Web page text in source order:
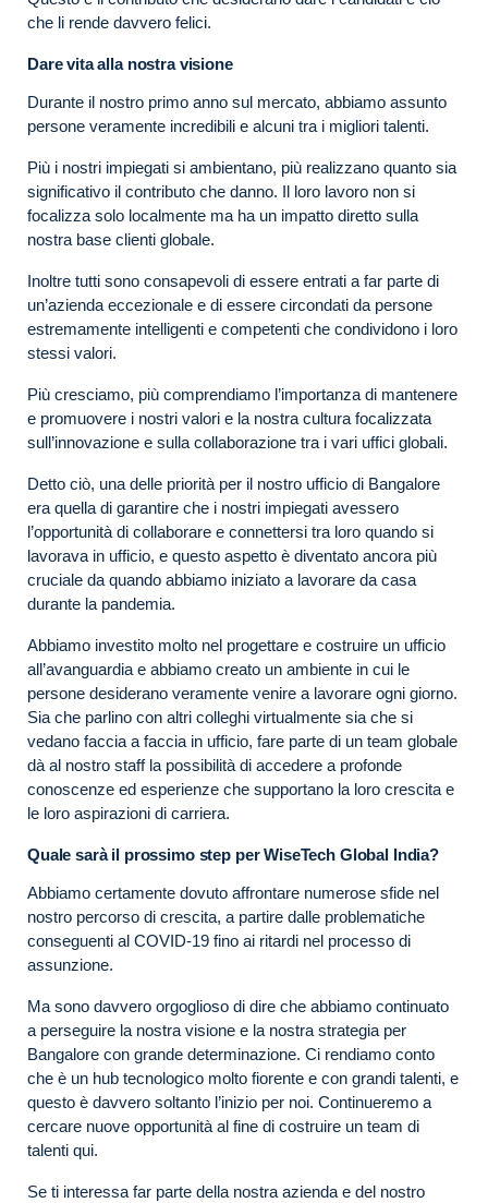
che li rende davvero felici.
Dare vita alla nostra visione
Durante il nostro primo anno sul mercato, abbiamo assunto
persone veramente incredibili e alcuni tra i migliori talenti.
Più i nostri impiegati si ambientano, più realizzano quanto sia
significativo il contributo che danno. Il loro lavoro non si
focalizza solo localmente ma ha un impatto diretto sulla
nostra base clienti globale.
Inoltre tutti sono consapevoli di essere entrati a far parte di
un’azienda eccezionale e di essere circondati da persone
estremamente intelligenti e competenti che condividono i loro
stessi valori.
Più cresciamo, più comprendiamo l’importanza di mantenere
e promuovere i nostri valori e la nostra cultura focalizzata
sull’innovazione e sulla collaborazione tra i vari uffici globali.
Detto ciò, una delle priorità per il nostro ufficio di Bangalore
era quella di garantire che i nostri impiegati avessero
l’opportunità di collaborare e connettersi tra loro quando si
lavorava in ufficio, e questo aspetto è diventato ancora più
cruciale da quando abbiamo iniziato a lavorare da casa
durante la pandemia.
Abbiamo investito molto nel progettare e costruire un ufficio
all’avanguardia e abbiamo creato un ambiente in cui le
persone desiderano veramente venire a lavorare ogni giorno.
Sia che parlino con altri colleghi virtualmente sia che si
vedano faccia a faccia in ufficio, fare parte di un team globale
dà al nostro staff la possibilità di accedere a profonde
conoscenze ed esperienze che supportano la loro crescita e
le loro aspirazioni di carriera.
Quale sarà il prossimo step per WiseTech Global India?
Abbiamo certamente dovuto affrontare numerose sfide nel
nostro percorso di crescita, a partire dalle problematiche
conseguenti al COVID-19 fino ai ritardi nel processo di
assunzione.
Ma sono davvero orgoglioso di dire che abbiamo continuato
a perseguire la nostra visione e la nostra strategia per
Bangalore con grande determinazione. Ci rendiamo conto
che è un hub tecnologico molto fiorente e con grandi talenti, e
questo è davvero soltanto l’inizio per noi. Continueremo a
cercare nuove opportunità al fine di costruire un team di
talenti qui.
Se ti interessa far parte della nostra azienda e del nostro